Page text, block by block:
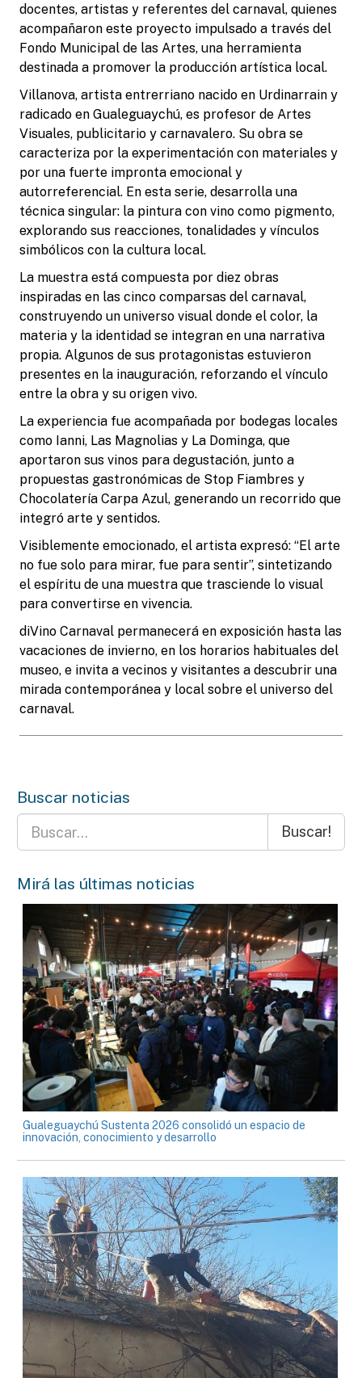
docentes, artistas y referentes del carnaval, quienes
acompañaron este proyecto impulsado a través del
Fondo Municipal de las Artes, una herramienta
destinada a promover la producción artística local.
Villanova, artista entrerriano nacido en Urdinarrain y
radicado en Gualeguaychú, es profesor de Artes
Visuales, publicitario y carnavalero. Su obra se
caracteriza por la experimentación con materiales y
por una fuerte impronta emocional y
autorreferencial. En esta serie, desarrolla una
técnica singular: la pintura con vino como pigmento,
explorando sus reacciones, tonalidades y vínculos
simbólicos con la cultura local.
La muestra está compuesta por diez obras
inspiradas en las cinco comparsas del carnaval,
construyendo un universo visual donde el color, la
materia y la identidad se integran en una narrativa
propia. Algunos de sus protagonistas estuvieron
presentes en la inauguración, reforzando el vínculo
entre la obra y su origen vivo.
La experiencia fue acompañada por bodegas locales
como Ianni, Las Magnolias y La Dominga, que
aportaron sus vinos para degustación, junto a
propuestas gastronómicas de Stop Fiambres y
Chocolatería Carpa Azul, generando un recorrido que
integró arte y sentidos.
Visiblemente emocionado, el artista expresó: “El arte
no fue solo para mirar, fue para sentir”, sintetizando
el espíritu de una muestra que trasciende lo visual
para convertirse en vivencia.
diVino Carnaval permanecerá en exposición hasta las
vacaciones de invierno, en los horarios habituales del
museo, e invita a vecinos y visitantes a descubrir una
mirada contemporánea y local sobre el universo del
carnaval.
Buscar noticias
Buscar!
Mirá las últimas noticias
Gualeguaychú Sustenta 2026 consolidó un espacio de
innovación, conocimiento y desarrollo